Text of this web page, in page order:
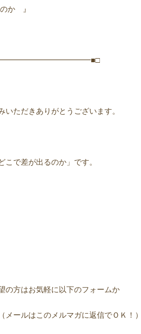
か 』
ただきありがとうございます。
で差が出るのか」です。
の方はお気軽に以下のフォームか
メールはこのメルマガに返信でＯＫ！）